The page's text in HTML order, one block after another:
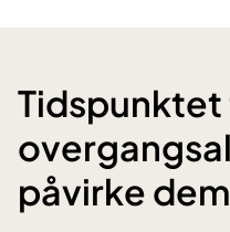
påvirke